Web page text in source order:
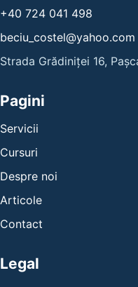
+40 724 041 498
beciu_costel@yahoo.com
Strada Grădiniței 16,
Pagini
Servicii
Cursuri
Despre noi
Articole
Contact
Legal